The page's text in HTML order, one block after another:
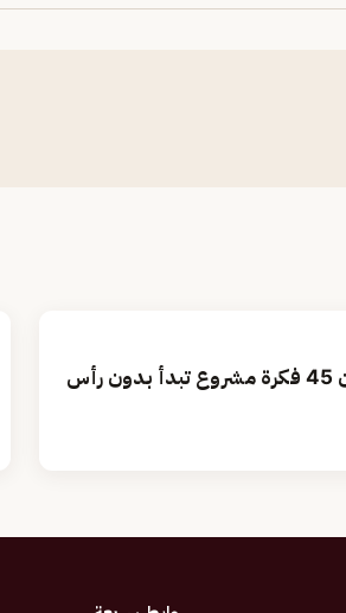
خمسة وأربعون 45 فكرة مشروع تبدأ بدون رأس